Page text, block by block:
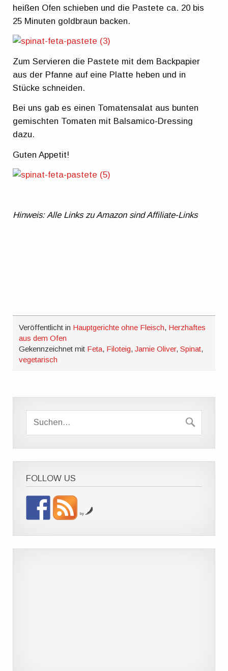
heißen Ofen schieben und die Pastete ca. 20 bis
25 Minuten goldbraun backen.
Zum Servieren die Pastete mit dem Backpapier
aus der Pfanne auf eine Platte heben und in
Stücke schneiden.
Bei uns gab es einen Tomatensalat aus bunten
gemischten Tomaten mit Balsamico-Dressing
dazu.
Guten Appetit!
Hinweis: Alle Links zu Amazon sind Affiliate-Links
Veröffentlicht in Hauptgerichte ohne Fleisch, Herzhaftes
aus dem Ofen
Gekennzeichnet mit Feta, Filoteig,Jamie Oliver,Spinat,
vegetarisch
FOLLOW US
by